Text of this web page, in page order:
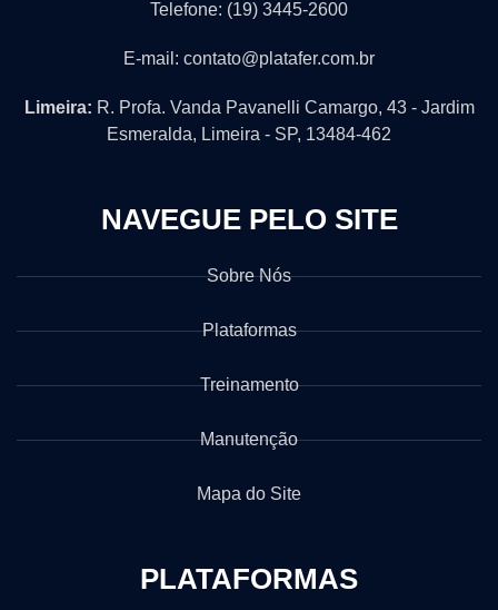
Telefone: (19) 3445-2600
E-mail: contato@platafer.com.br
Limeira: R. Profa. Vanda Pavanelli Camargo, 43 - Jardim
Esmeralda, Limeira - SP, 13484-462
NAVEGUE PELO SITE
Sobre Nós
Plataformas
Treinamento
Manutenção
Mapa do Site
PLATAFORMAS